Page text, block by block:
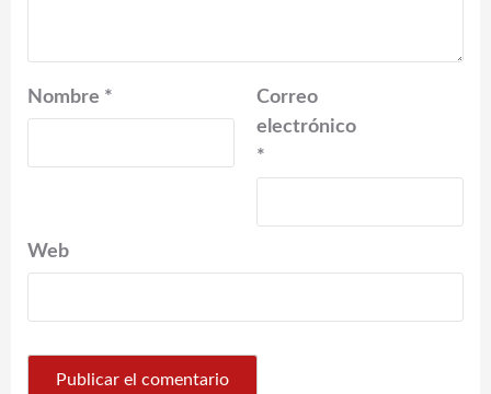
Nombre *
Correo
electrónico
*
Web